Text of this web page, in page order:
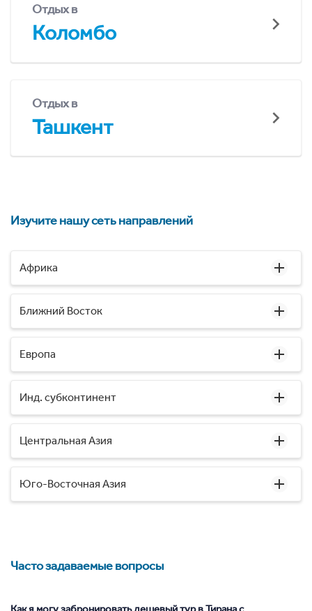
Отдых в
Коломбо
Отдых в
Ташкент
Изучите нашу сеть направлений
Африка
Ближний Восток
Европа
Инд. субконтинент
Центральная Азия
Юго-Восточная Азия
Часто задаваемые вопросы